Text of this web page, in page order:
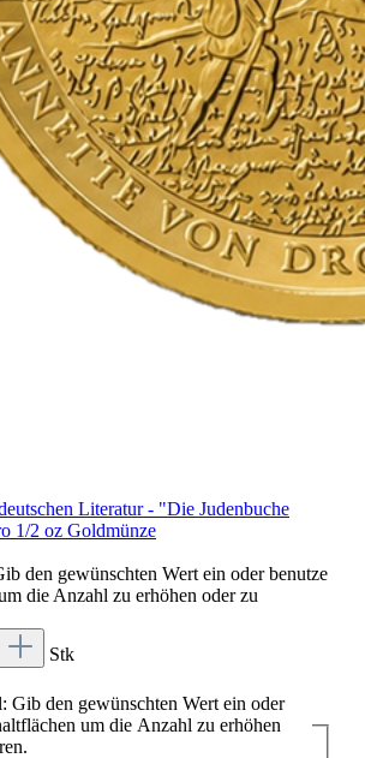
Literatur - "Die Judenbuche
1/2 oz Goldmünze
den gewünschten Wert ein oder benutze
die Anzahl zu erhöhen oder zu
Stk
Gib den gewünschten Wert ein oder
um die Anzahl zu erhöhen